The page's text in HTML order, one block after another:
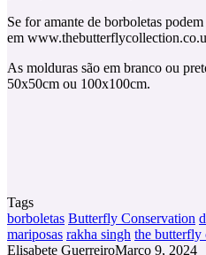
Se for amante de borboletas
em
As molduras são em branco ou
50x50cm ou 100x100cm.
Tags
borboletas Butterfly Conservation
mariposas rakha singh the butterfly
Elisabete GuerreiroMarço 9, 2024